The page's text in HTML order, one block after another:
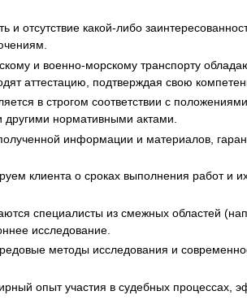
отсутствие какой-либо
и военно-морскому транспорту
аттестацию, подтверждая свою
в строгом соответствии с
другими нормативными актами.
информации и материалов,
клиента о сроках выполнения работ и
специалисты из смежных областей
исследование.
методы исследования и
опыт участия в судебных процессах,